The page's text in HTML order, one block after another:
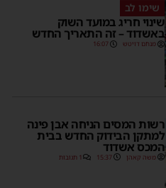
שימו לב
שינוי חריג במועד השוק
באשדוד – זה התאריך החדש
מנחם דויטש 16:07
רשות המסים הניחה אבן פינה
למתקן הבידוק החדש בבית
המכס אשדוד
משה קאהן 15:37 1 תגובות